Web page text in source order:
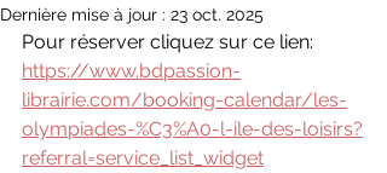
Dernière mise à jour : 23 oct. 2025
Pour réserver cliquez sur ce lien:
https://www.bdpassion-
librairie.com/booking-calendar/les-
olympiades-%C3%A0-l-ile-des-loisirs?
referral=service_list_widget